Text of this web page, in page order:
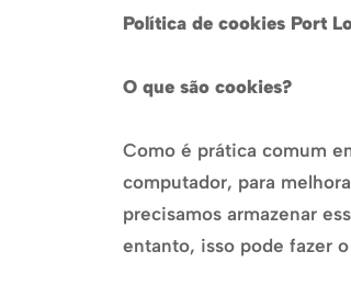
Política de cookies Port
O que são cookies?
Como é prática comum
computador, para
precisamos armazenar
entanto, isso pode fazer